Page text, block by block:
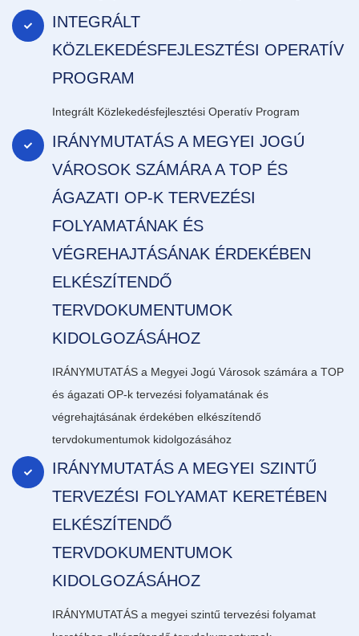
INTEGRÁLT
KÖZLEKEDÉSFEJLESZTÉSI OPERATÍV
PROGRAM
Integrált Közlekedésfejlesztési Operatív Program
IRÁNYMUTATÁS A MEGYEI JOGÚ
VÁROSOK SZÁMÁRA A TOP ÉS
ÁGAZATI OP-K TERVEZÉSI
FOLYAMATÁNAK ÉS
VÉGREHAJTÁSÁNAK ÉRDEKÉBEN
ELKÉSZÍTENDŐ
TERVDOKUMENTUMOK
KIDOLGOZÁSÁHOZ
IRÁNYMUTATÁS a Megyei Jogú Városok számára a TOP
és ágazati OP-k tervezési folyamatának és
végrehajtásának érdekében elkészítendő
tervdokumentumok kidolgozásához
IRÁNYMUTATÁS A MEGYEI SZINTŰ
TERVEZÉSI FOLYAMAT KERETÉBEN
ELKÉSZÍTENDŐ
TERVDOKUMENTUMOK
KIDOLGOZÁSÁHOZ
IRÁNYMUTATÁS a megyei szintű tervezési folyamat